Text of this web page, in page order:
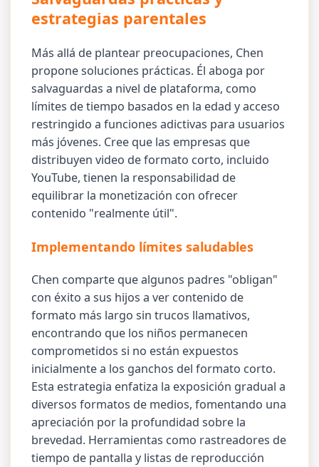
estrategias parentales
Más allá de plantear preocupaciones, Chen
propone soluciones prácticas. Él aboga por
salvaguardas a nivel de plataforma, como
límites de tiempo basados en la edad y acceso
restringido a funciones adictivas para usuarios
más jóvenes. Cree que las empresas que
distribuyen video de formato corto, incluido
YouTube, tienen la responsabilidad de
equilibrar la monetización con ofrecer
contenido "realmente útil".
Implementando límites saludables
Chen comparte que algunos padres "obligan"
con éxito a sus hijos a ver contenido de
formato más largo sin trucos llamativos,
encontrando que los niños permanecen
comprometidos si no están expuestos
inicialmente a los ganchos del formato corto.
Esta estrategia enfatiza la exposición gradual a
diversos formatos de medios, fomentando una
apreciación por la profundidad sobre la
brevedad. Herramientas como rastreadores de
tiempo de pantalla y listas de reproducción